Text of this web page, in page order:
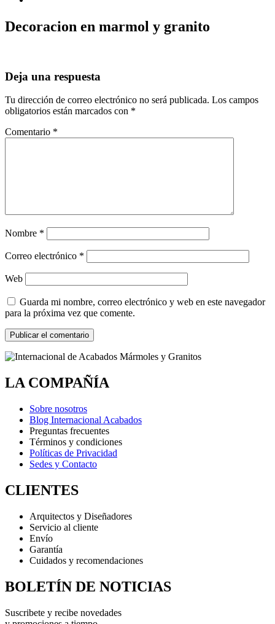
Decoracion en marmol y granito
Deja una respuesta
Tu dirección de correo electrónico no será publicada. Los campos
obligatorios están marcados con *
Comentario *
Nombre *
Correo electrónico *
Web
Guarda mi nombre, correo electrónico y web en este navegador
para la próxima vez que comente.
LA COMPAÑÍA
Sobre nosotros
Blog Internacional Acabados
Preguntas frecuentes
Términos y condiciones
Políticas de Privacidad
Sedes y Contacto
CLIENTES
Arquitectos y Diseñadores
Servicio al cliente
Envío
Garantía
Cuidados y recomendaciones
BOLETÍN DE NOTICIAS
Suscribete y recibe novedades